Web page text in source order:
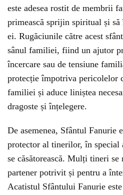
este adesea rostit de membrii
primească sprijin spiritual și
ei. Rugăciunile către acest
sânul familiei, fiind un ajutor
încercare sau de tensiune
protecție împotriva pericolelor
familiei și aduce liniștea
dragoste și înțelegere.
De asemenea, Sfântul Fanurie
protector al tinerilor, în special
se căsătorească. Mulți tineri
partener potrivit și pentru a
Acatistul Sfântului Fanurie